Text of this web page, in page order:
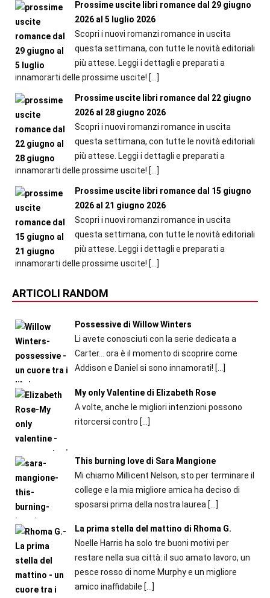
Prossime uscite libri romance dal 29 giugno
2026 al 5 luglio 2026
Scopri i nuovi romanzi romance in uscita
questa settimana, con tutte le novità editoriali
più attese. Leggi i dettagli e preparati a
innamorarti delle prossime uscite! […]
Prossime uscite libri romance dal 22 giugno
2026 al 28 giugno 2026
Scopri i nuovi romanzi romance in uscita
questa settimana, con tutte le novità editoriali
più attese. Leggi i dettagli e preparati a
innamorarti delle prossime uscite! […]
Prossime uscite libri romance dal 15 giugno
2026 al 21 giugno 2026
Scopri i nuovi romanzi romance in uscita
questa settimana, con tutte le novità editoriali
più attese. Leggi i dettagli e preparati a
innamorarti delle prossime uscite! […]
ARTICOLI RANDOM
Possessive di Willow Winters
Li avete conosciuti con la serie dedicata a
Carter... ora è il momento di scoprire come
Addison e Daniel si sono innamorati! […]
My only Valentine di Elizabeth Rose
A volte, anche le migliori intenzioni possono
ritorcersi contro […]
This burning love di Sara Mangione
Mi chiamo Millicent Nelson, sto per terminare il
college e la mia migliore amica ha deciso di
sposarsi prima della nostra laurea […]
La prima stella del mattino di Rhoma G.
Noelle Harris ha solo tre buoni motivi per
restare nella sua città: il suo amato lavoro, un
pesce rosso di nome Murphy e un migliore
amico inaffidabile […]